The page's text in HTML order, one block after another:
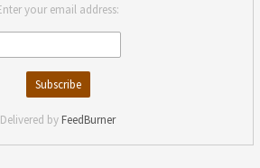
your email address:
Delivered by FeedBurner